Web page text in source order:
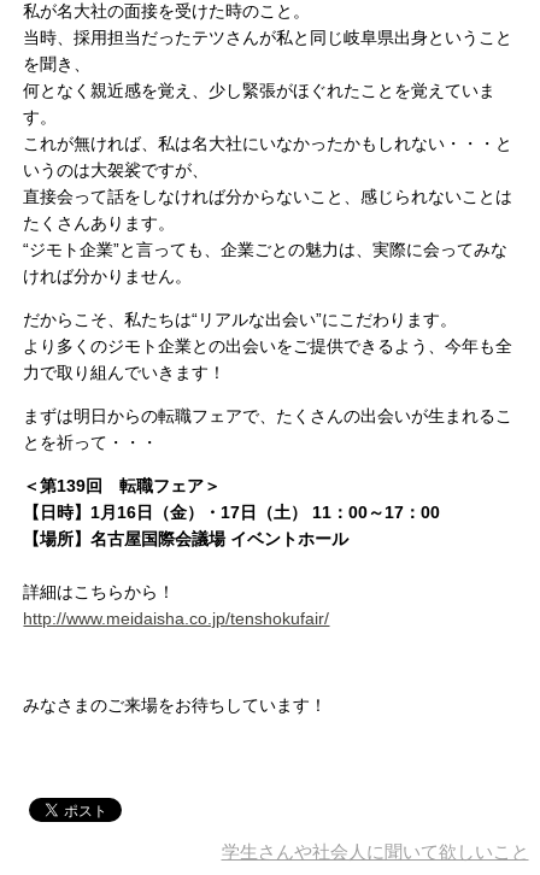
私が名大社の面接を受けた時のこと。
当時、採用担当だったテツさんが私と同じ岐阜県出身ということ
を聞き、
何となく親近感を覚え、少し緊張がほぐれたことを覚えていま
す。
これが無ければ、私は名大社にいなかったかもしれない・・・と
いうのは大袈裟ですが、
直接会って話をしなければ分からないこと、感じられないことは
たくさんあります。
“ジモト企業”と言っても、企業ごとの魅力は、実際に会ってみな
ければ分かりません。
だからこそ、私たちは“リアルな出会い”にこだわります。
より多くのジモト企業との出会いをご提供できるよう、今年も全
力で取り組んでいきます！
まずは明日からの転職フェアで、たくさんの出会いが生まれるこ
とを祈って・・・
＜第139回 転職フェア＞
【日時】1月16日（金）・17日（土） 11：00～17：00
【場所】名古屋国際会議場 イベントホール
詳細はこちらから！
http://www.meidaisha.co.jp/tenshokufair/
みなさまのご来場をお待ちしています！
学生さんや社会人に聞いて欲しいこと